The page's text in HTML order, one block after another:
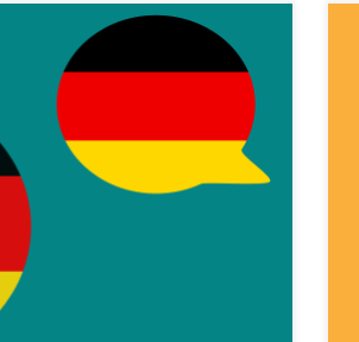
: 6ème :
:
:
:
Pour les cours d’allemand je
sur les liens padlet ( un lien par
de […]